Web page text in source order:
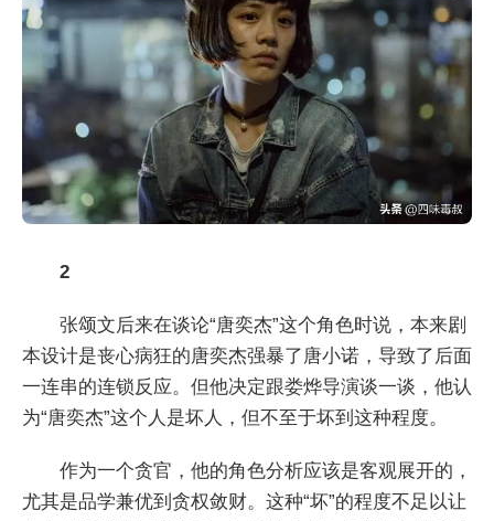
2
张颂文后来在谈论“唐奕杰”这个角色时说，本来剧
本设计是丧心病狂的唐奕杰强暴了唐小诺，导致了后面
一连串的连锁反应。但他决定跟娄烨导演谈一谈，他认
为“唐奕杰”这个人是坏人，但不至于坏到这种程度。
作为一个贪官，他的角色分析应该是客观展开的，
尤其是品学兼优到贪权敛财。这种“坏”的程度不足以让